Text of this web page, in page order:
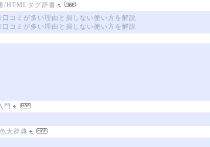
/HTMLタグ辞書
コミが多い理由と損しない使い方を解説
コミが多い理由と損しない使い方を解説
門
大辞典